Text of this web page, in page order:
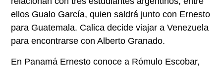
ellos Gualo García, quien saldrá junto con Ernesto
para Guatemala. Calica decide viajar a Venezuela
para encontrarse con Alberto Granado.
En Panamá Ernesto conoce a Rómulo Escobar,